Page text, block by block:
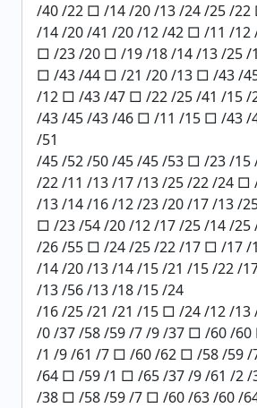
/40 /22 □ /14 /20 /13 /24 /25 /
/14 /20 /41 /20 /12 /42 □ /11 /12
□ /23 /20 □ /19 /18 /14 /13 /25 /
□ /43 /44 □ /21 /20 /13 □ /43 /
/12 □ /43 /47 □ /22 /25 /41 /15 /
/43 /45 /43 /46 □ /11 /15 □ /43 /
/51
/45 /52 /50 /45 /45 /53 □ /23 /
/22 /11 /13 /17 /13 /25 /22 /24
/13 /14 /16 /12 /23 /20 /17 /13 /
□ /23 /54 /20 /12 /17 /25 /14 /
/26 /55 □ /24 /25 /22 /17 □ /17 /
/14 /20 /13 /14 /15 /21 /15 /22 /
/13 /56 /13 /18 /15 /24
/16 /25 /21 /21 /15 □ /24 /12 /13
/0 /37 /58 /59 /7 /9 /37 □ /60 /
/1 /9 /61 /7 □ /60 /62 □ /58 /59
/64 □ /59 /1 □ /65 /37 /9 /61 /2
/38 □ /58 /59 /7 □ /60 /63 /60 /